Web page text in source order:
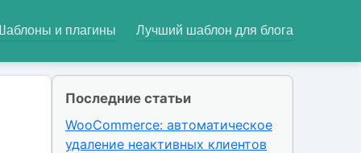
и плагины Лучший шаблон для блога
Последние статьи
WooCommerce: автоматическое
удаление неактивных клиентов